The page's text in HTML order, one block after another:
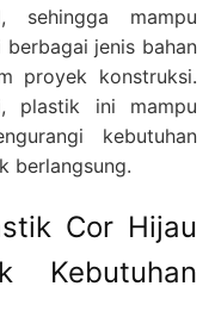
sehingga mampu
berbagai jenis bahan
proyek konstruksi.
plastik ini mampu
kebutuhan
berlangsung.
Cor Hijau
Kebutuhan